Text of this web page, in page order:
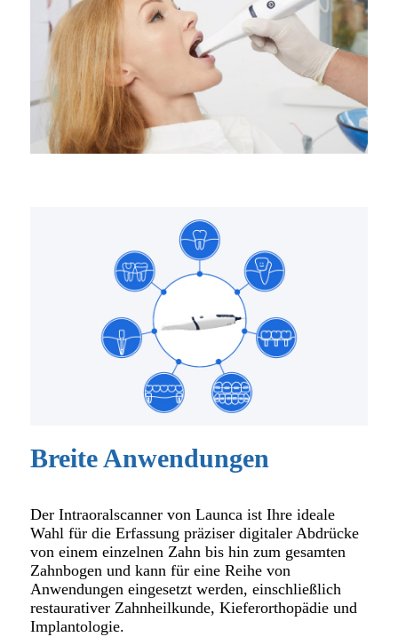
Breite Anwendungen
Der Intraoralscanner von Launca ist Ihre ideale
Wahl für die Erfassung präziser digitaler Abdrücke
von einem einzelnen Zahn bis hin zum gesamten
Zahnbogen und kann für eine Reihe von
Anwendungen eingesetzt werden, einschließlich
restaurativer Zahnheilkunde, Kieferorthopädie und
Implantologie.